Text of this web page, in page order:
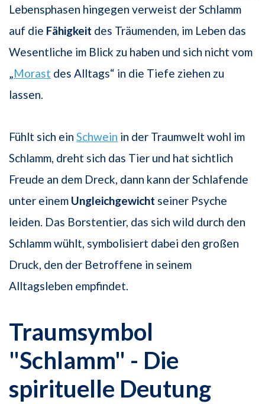
Lebensphasen hingegen verweist der Schlamm
auf die Fähigkeit des Träumenden, im Leben das
Wesentliche im Blick zu haben und sich nicht vom
„Morast des Alltags“ in die Tiefe ziehen zu
lassen.
Fühlt sich ein Schwein in der Traumwelt wohl im
Schlamm, dreht sich das Tier und hat sichtlich
Freude an dem Dreck, dann kann der Schlafende
unter einem Ungleichgewicht seiner Psyche
leiden. Das Borstentier, das sich wild durch den
Schlamm wühlt, symbolisiert dabei den großen
Druck, den der Betroffene in seinem
Alltagsleben empfindet.
Traumsymbol
"Schlamm" - Die
spirituelle Deutung